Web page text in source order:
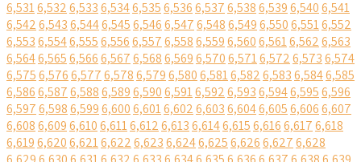
6,5316,5326,5336,5346,5356,5366,5376,5386,5396,5406,541
6,5426,5436,5446,5456,5466,5476,5486,5496,5506,5516,552
6,5536,5546,5556,5566,5576,5586,5596,5606,5616,5626,563
6,5646,5656,5666,5676,5686,5696,5706,5716,5726,5736,574
6,5756,5766,5776,5786,5796,5806,5816,5826,5836,5846,585
6,5866,5876,5886,5896,5906,5916,5926,5936,5946,5956,596
6,5976,5986,5996,6006,6016,6026,6036,6046,6056,6066,607
6,6086,6096,6106,6116,6126,6136,6146,6156,6166,6176,618
6,6196,6206,6216,6226,6236,6246,6256,6266,6276,628